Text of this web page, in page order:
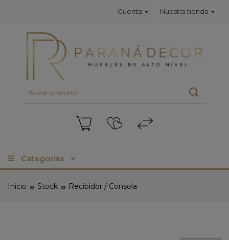
Cuenta Nuestra tienda
Categorías
Inicio Stock Recibidor / Consola